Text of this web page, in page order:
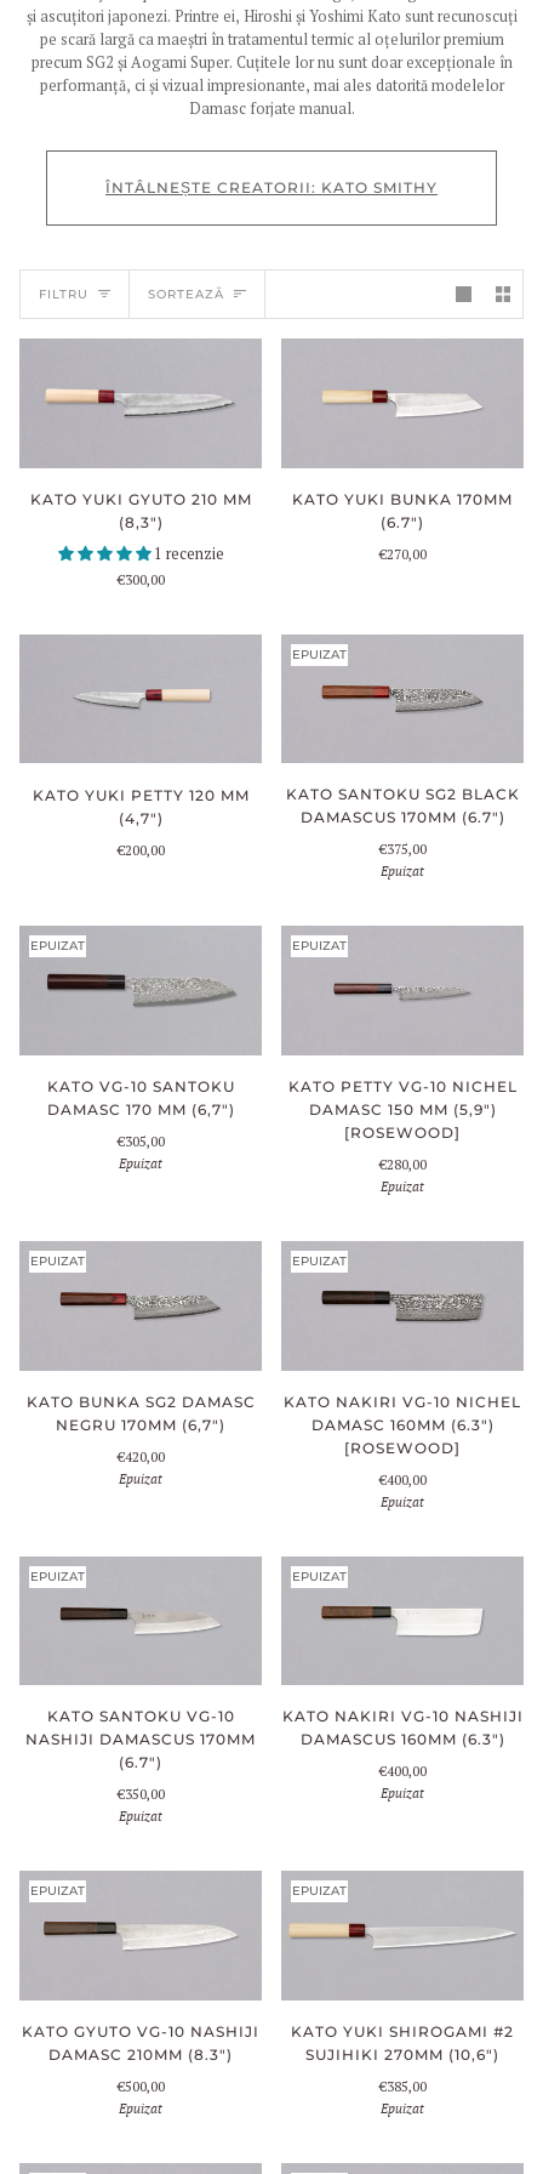
și ascuțitori japonezi. Printre ei, Hiroshi și Yoshimi Kato sunt recunoscuți
pe scară largă ca maeștri în tratamentul termic al oțelurilor premium
precum SG2 și Aogami Super. Cuțitele lor nu sunt doar excepționale în
performanță, ci și vizual impresionante, mai ales datorită modelelor
Damasc forjate manual.
ÎNTÂLNEȘTE CREATORII: KATO SMITHY
FILTRU SORTEAZĂ
SORTEAZĂ
KATO YUKI GYUTO 210 MM
(8,3")
1 recenzie
€300,00
KATO YUKI BUNKA 170MM
(6.7")
€270,00
KATO YUKI PETTY 120 MM
(4,7")
€200,00
EPUIZAT
KATO SANTOKU SG2 BLACK
DAMASCUS 170MM (6.7")
€375,00
Epuizat
EPUIZAT
KATO VG-10 SANTOKU
DAMASC 170 MM (6,7")
€305,00
Epuizat
EPUIZAT
KATO PETTY VG-10 NICHEL
DAMASC 150 MM (5,9")
[ROSEWOOD]
€280,00
Epuizat
EPUIZAT
KATO BUNKA SG2 DAMASC
NEGRU 170MM (6,7")
€420,00
Epuizat
EPUIZAT
KATO NAKIRI VG-10 NICHEL
DAMASC 160MM (6.3")
[ROSEWOOD]
€400,00
Epuizat
EPUIZAT
KATO SANTOKU VG-10
NASHIJI DAMASCUS 170MM
(6.7")
€350,00
Epuizat
EPUIZAT
KATO NAKIRI VG-10 NASHIJI
DAMASCUS 160MM (6.3")
€400,00
Epuizat
EPUIZAT
KATO GYUTO VG-10 NASHIJI
DAMASC 210MM (8.3")
€500,00
Epuizat
EPUIZAT
KATO YUKI SHIROGAMI #2
SUJIHIKI 270MM (10,6")
€385,00
Epuizat